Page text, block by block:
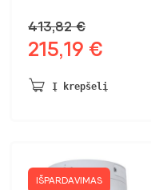
413,82€
Pradinė
buvo:
215,19 €
215,19 €.
Į krepšelį
IŠPARDAVIMAS